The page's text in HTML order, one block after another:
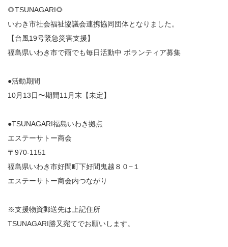
🌻TSUNAGARI🌻
いわき市社会福祉協議会連携協同団体となりました。
【台風19号緊急災害支援】
福島県いわき市で雨でも毎日活動中 ボランティア募集
●活動期間
10月13日〜期間11月末【未定】
●TSUNAGARI福島いわき拠点
エステーサトー商会
〒970-1151
福島県いわき市好間町下好間鬼越８０−１
エステーサトー商会内つながり
※支援物資郵送先は上記住所
TSUNAGARI勝又宛てでお願いします。